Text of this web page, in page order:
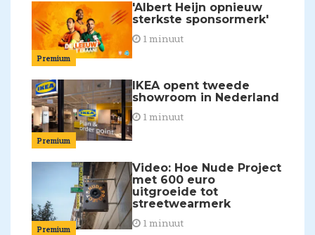
Premium
'Albert Heijn opnieuw
sterkste sponsormerk'
1 minuut
Premium
IKEA opent tweede
showroom in Nederland
1 minuut
Premium
Video: Hoe Nude Project
met 600 euro
uitgroeide tot
streetwearmerk
1 minuut